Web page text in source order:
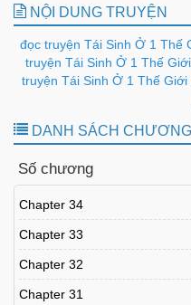
NỘI DUNG TRUYỆN
đọc truyện Tái Sinh Ở 1 Thế
truyện Tái Sinh Ở 1 Thế
truyện Tái Sinh Ở 1 Thế
DANH SÁCH CHƯƠNG
Số chương
Chapter 34
Chapter 33
Chapter 32
Chapter 31